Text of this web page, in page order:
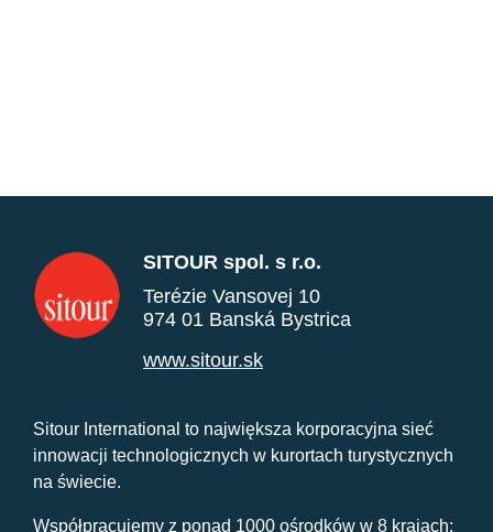
SITOUR spol. s r.o.
Terézie Vansovej 10
974 01 Banská Bystrica
www.sitour.sk
Sitour International to największa korporacyjna sieć
innowacji technologicznych w kurortach turystycznych
na świecie.
Współpracujemy z ponad 1000 ośrodków w 8 krajach: